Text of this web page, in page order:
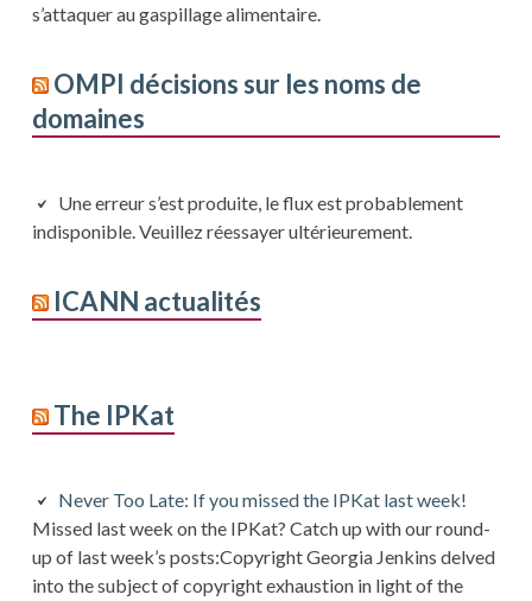
s’attaquer au gaspillage alimentaire.
OMPI décisions sur les noms de
domaines
Une erreur s’est produite, le flux est probablement
indisponible. Veuillez réessayer ultérieurement.
ICANN actualités
The IPKat
Never Too Late: If you missed the IPKat last week!
Missed last week on the IPKat? Catch up with our round-
up of last week’s posts:Copyright Georgia Jenkins delved
into the subject of copyright exhaustion in light of the